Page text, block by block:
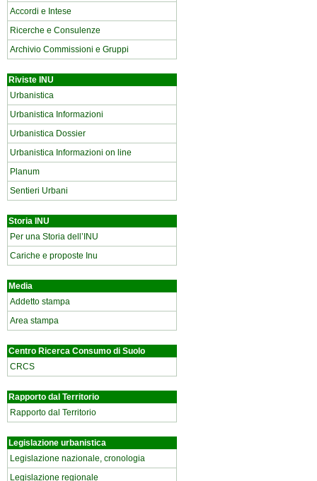
Accordi e Intese
Ricerche e Consulenze
Archivio Commissioni e Gruppi
Riviste INU
Urbanistica
Urbanistica Informazioni
Urbanistica Dossier
Urbanistica Informazioni on line
Planum
Sentieri Urbani
Storia INU
Per una Storia dell’INU
Cariche e proposte Inu
Media
Addetto stampa
Area stampa
Centro Ricerca Consumo di Suolo
CRCS
Rapporto dal Territorio
Rapporto dal Territorio
Legislazione urbanistica
Legislazione nazionale, cronologia
Legislazione regionale